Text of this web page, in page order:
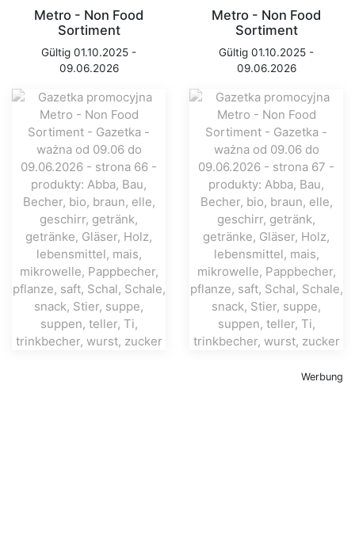
Metro - Non Food
Sortiment
Gültig 01.10.2025 -
09.06.2026
Metro - Non Food
Sortiment
Gültig 01.10.2025 -
09.06.2026
Werbung